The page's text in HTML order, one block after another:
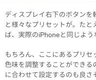
ディスプレイ右下のボタンを
と様々なプリセットが。た
ば、実際のiPhoneと同じよう
もちろん、ここにあるプリ
色味を調整することができ
に合わせて設定するのも良さ